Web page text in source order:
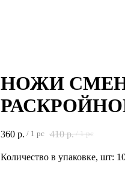
НОЖИ
360 р. / 1 pc 410 р. / 1 pc
Количество в упаковке, шт: